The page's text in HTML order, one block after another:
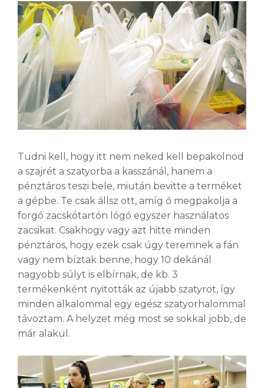
Tudni kell, hogy itt nem neked kell bepakolnod
a szajrét a szatyorba a kasszánál, hanem a
pénztáros teszi bele, miután bevitte a terméket
a gépbe. Te csak állsz ott, amíg ő megpakolja a
forgó zacskótartón lógó egyszer használatos
zacsikat. Csakhogy vagy azt hitte minden
pénztáros, hogy ezek csak úgy teremnek a fán
vagy nem bíztak benne, hogy 10 dekánál
nagyobb súlyt is elbírnak, de kb. 3
termékenként nyitották az újabb szatyrot, így
minden alkalommal egy egész szatyorhalommal
távoztam. A helyzet még most se sokkal jobb, de
már alakul.